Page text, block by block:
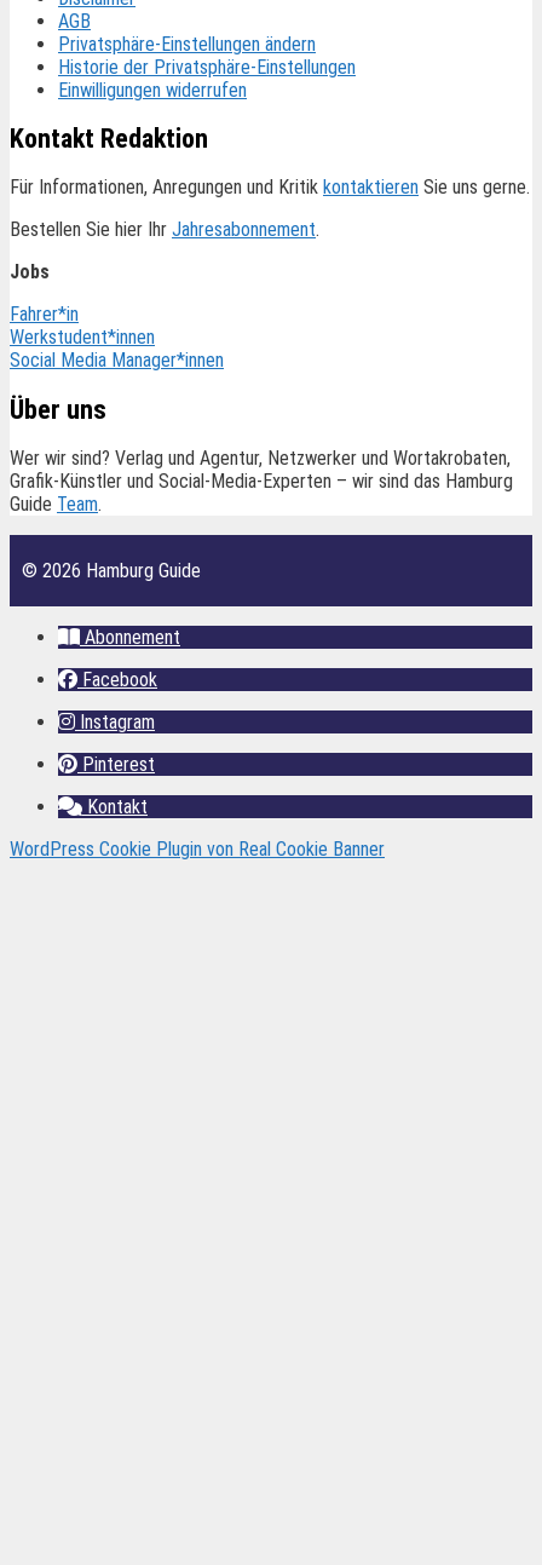
AGB
Privatsphäre-Einstellungen ändern
Historie der Privatsphäre-Einstellungen
Einwilligungen widerrufen
Kontakt Redaktion
Für Informationen, Anregungen und Kritik kontaktieren Sie uns gerne.
Bestellen Sie hier Ihr Jahresabonnement.
Jobs
Fahrer*in
Werkstudent*innen
Social Media Manager*innen
Über uns
Wer wir sind? Verlag und Agentur, Netzwerker und Wortakrobaten,
Grafik-Künstler und Social-Media-Experten – wir sind das Hamburg
Guide Team.
© 2026 Hamburg Guide
Abonnement
Facebook
Instagram
Pinterest
Kontakt
WordPress Cookie Plugin von Real Cookie Banner